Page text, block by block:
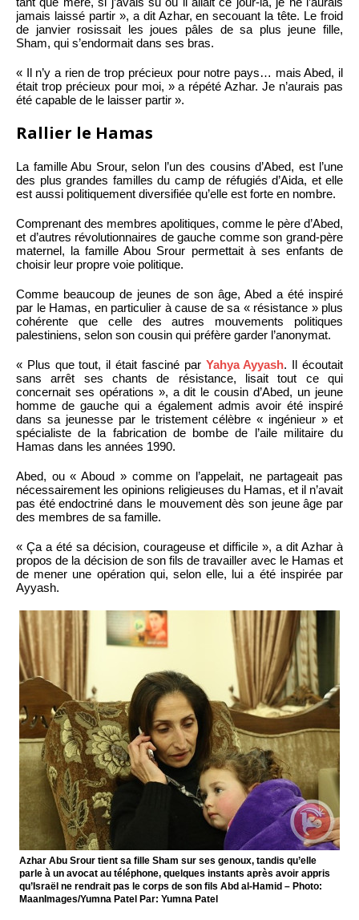
jamais laissé partir », a dit Azhar, en secouant la tête. Le froid
de janvier rosissait les joues pâles de sa plus jeune fille,
Sham, qui s’endormait dans ses bras.
« Il n’y a rien de trop précieux pour notre pays… mais Abed, il
était trop précieux pour moi, » a répété Azhar. Je n’aurais pas
été capable de le laisser partir ».
Rallier le Hamas
La famille Abu Srour, selon l’un des cousins ​​d’Abed, est l’une
des plus grandes familles du camp de réfugiés d’Aida, et elle
est aussi politiquement diversifiée qu’elle est forte en nombre.
Comprenant des membres apolitiques, comme le père d’Abed,
et d’autres révolutionnaires de gauche comme son grand-père
maternel, la famille Abou Srour permettait à ses enfants de
choisir leur propre voie politique.
Comme beaucoup de jeunes de son âge, Abed a été inspiré
par le Hamas, en particulier à cause de sa « résistance » plus
cohérente que celle des autres mouvements politiques
palestiniens, selon son cousin qui préfère garder l’anonymat.
« Plus que tout, il était fasciné par Yahya Ayyash. Il écoutait
sans arrêt ses chants de résistance, lisait tout ce qui
concernait ses opérations », a dit le cousin d’Abed, un jeune
homme de gauche qui a également admis avoir été inspiré
dans sa jeunesse par le tristement célèbre « ingénieur » et
spécialiste de la fabrication de bombe de l’aile militaire du
Hamas dans les années 1990.
Abed, ou « Aboud » comme on l’appelait, ne partageait pas
nécessairement les opinions religieuses du Hamas, et il n’avait
pas été endoctriné dans le mouvement dès son jeune âge par
des membres de sa famille.
« Ça a été sa décision, courageuse et difficile », a dit Azhar à
propos de la décision de son fils de travailler avec le Hamas et
de mener une opération qui, selon elle, lui a été inspirée par
Ayyash.
Azhar Abu Srour tient sa fille Sham sur ses genoux, tandis qu’elle
parle à un avocat au téléphone, quelques instants après avoir appris
qu’Israël ne rendrait pas le corps de son fils Abd al-Hamid – Photo:
MaanImages/Yumna Patel Par: Yumna Patel